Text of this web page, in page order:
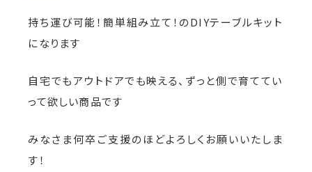
持ち運び可能！簡単組み立て！のDIYテーブルキット
になります
自宅でもアウトドアでも映える、ずっと側で育ててい
って欲しい商品です
みなさま何卒ご支援のほどよろしくお願いいたしま
す！